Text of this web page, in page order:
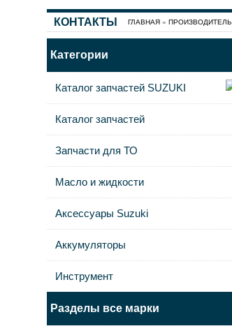
КОНТАКТЫ ГЛАВНАЯ »ПРОИЗВОДИТЕЛЬ
Категории
Каталог запчастей SUZUKI
Каталог запчастей
Запчасти для ТО
Масло и жидкости
Аксессуары Suzuki
Аккумуляторы
Инструмент
Разделы все марки